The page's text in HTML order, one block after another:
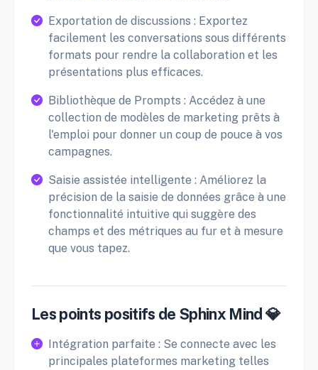
Exportation de discussions : Exportez
facilement les conversations sous différents
formats pour rendre la collaboration et les
présentations plus efficaces.
Bibliothèque de Prompts : Accédez à une
collection de modèles de marketing prêts à
l'emploi pour donner un coup de pouce à vos
campagnes.
Saisie assistée intelligente : Améliorez la
précision de la saisie de données grâce à une
fonctionnalité intuitive qui suggère des
champs et des métriques au fur et à mesure
que vous tapez.
Les points positifs de Sphinx Mind 💎
Intégration parfaite : Se connecte avec les
principales plateformes marketing telles